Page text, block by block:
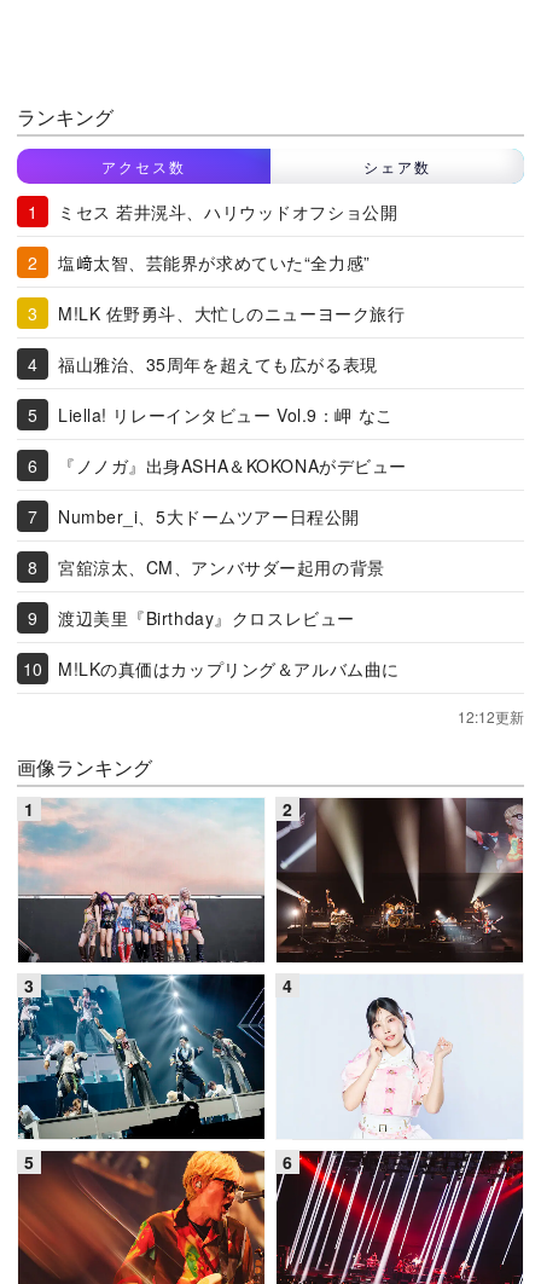
ランキング
アクセス数 シェア数
ミセス 若井滉斗、ハリウッドオフショ公開
塩﨑太智、芸能界が求めていた“全力感”
M!LK 佐野勇斗、大忙しのニューヨーク旅行
福山雅治、35周年を超えても広がる表現
Liella! リレーインタビュー Vol.9：岬 なこ
『ノノガ』出身ASHA＆KOKONAがデビュー
Number_i、5大ドームツアー日程公開
宮舘涼太、CM、アンバサダー起用の背景
渡辺美里『Birthday』クロスレビュー
M!LKの真価はカップリング＆アルバム曲に
12:12更新
画像ランキング